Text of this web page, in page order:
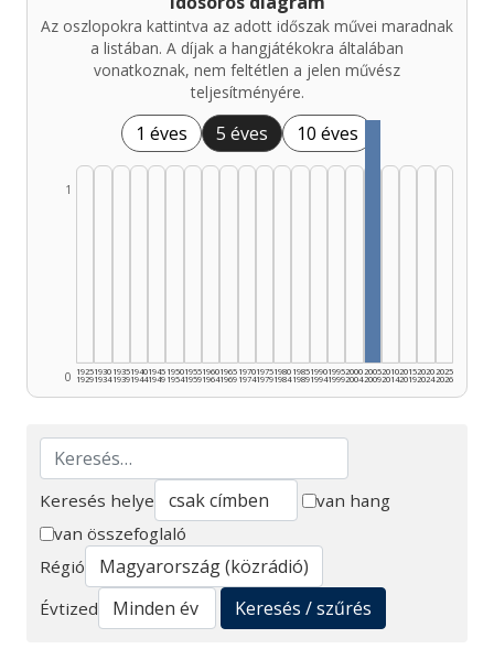
Az oszlopokra kattintva az adott időszak művei maradnak
a listában. A díjak a hangjátékokra általában
vonatkoznak, nem feltétlen a jelen művész
teljesítményére.
1 éves 5 éves 10 éves
0
1
1925
1929
1930
1934
1935
1939
1940
1944
1945
1949
1950
1954
1955
1959
1960
1964
1965
1969
1970
1974
1975
1979
1980
1984
1985
1989
1990
1994
1995
1999
2000
2004
2005
2009
2010
2014
2015
2019
2020
2024
2025
2026
Keresés
Keresés helye
van hang
van összefoglaló
Régió
Évtized
Keresés / szűrés